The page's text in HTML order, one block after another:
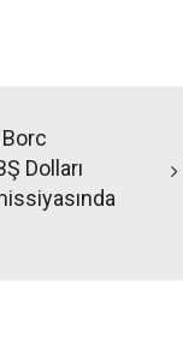
Dolları